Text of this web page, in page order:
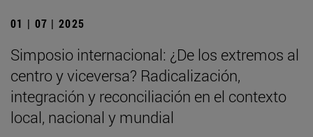
01 | 07 | 2025
Simposio internacional: ¿De los extremos al
centro y viceversa? Radicalización,
integración y reconciliación en el contexto
local, nacional y mundial